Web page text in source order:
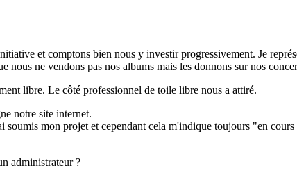
et comptons bien nous y investir progressivement. Je
ne vendons pas nos albums mais les donnons sur nos
libre. Le côté professionnel de toile libre nous a attiré.
notre site internet.
soumis mon projet et cependant cela m'indique toujours "en
administrateur ?